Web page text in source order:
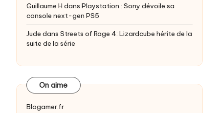
Guillaume H dans Playstation : Sony dévoile sa
console next-gen PS5
Jude dans Streets of Rage 4: Lizardcube hérite de la
suite de la série
On aime
Blogamer.fr